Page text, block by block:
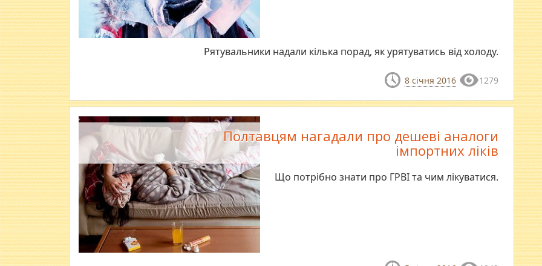
Рятувальники надали кілька порад, як урятуватись від холоду.
8 січня 2016 1279
Полтавцям нагадали про дешеві аналоги
імпортних ліків
Що потрібно знати про ГРВІ та чим лікуватися.